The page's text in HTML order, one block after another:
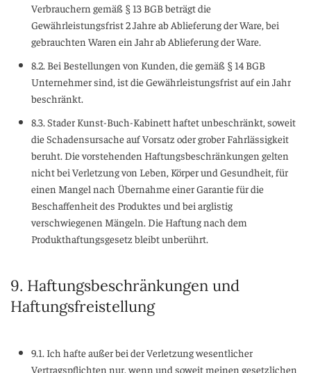
Verbrauchern gemäß § 13 BGB beträgt die
Gewährleistungsfrist 2 Jahre ab Ablieferung der Ware, bei
gebrauchten Waren ein Jahr ab Ablieferung der Ware.
8.2. Bei Bestellungen von Kunden, die gemäß § 14 BGB
Unternehmer sind, ist die Gewährleistungsfrist auf ein Jahr
beschränkt.
8.3. Stader Kunst-Buch-Kabinett haftet unbeschränkt, soweit
die Schadensursache auf Vorsatz oder grober Fahrlässigkeit
beruht. Die vorstehenden Haftungsbeschränkungen gelten
nicht bei Verletzung von Leben, Körper und Gesundheit, für
einen Mangel nach Übernahme einer Garantie für die
Beschaffenheit des Produktes und bei arglistig
verschwiegenen Mängeln. Die Haftung nach dem
Produkthaftungsgesetz bleibt unberührt.
9. Haftungsbeschränkungen und
Haftungsfreistellung
9.1. Ich hafte außer bei der Verletzung wesentlicher
Vertragspflichten nur, wenn und soweit meinen gesetzlichen